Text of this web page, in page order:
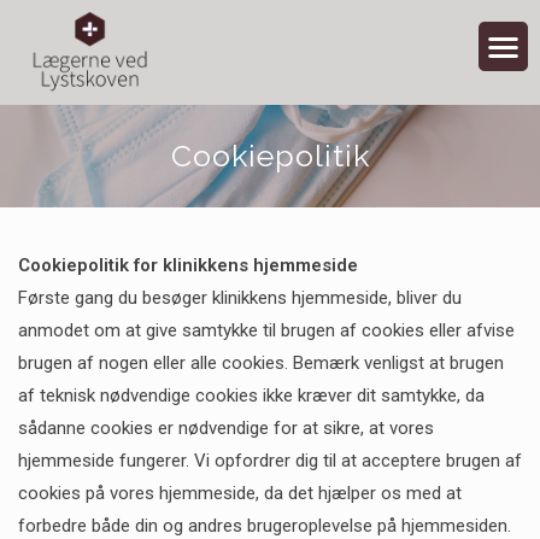
Cookiepolitik
Cookiepolitik for klinikkens hjemmeside
Første gang du besøger klinikkens hjemmeside, bliver du
anmodet om at give samtykke til brugen af cookies eller afvise
brugen af nogen eller alle cookies. Bemærk venligst at brugen
af teknisk nødvendige cookies ikke kræver dit samtykke, da
sådanne cookies er nødvendige for at sikre, at vores
hjemmeside fungerer. Vi opfordrer dig til at acceptere brugen af
cookies på vores hjemmeside, da det hjælper os med at
forbedre både din og andres brugeroplevelse på hjemmesiden.